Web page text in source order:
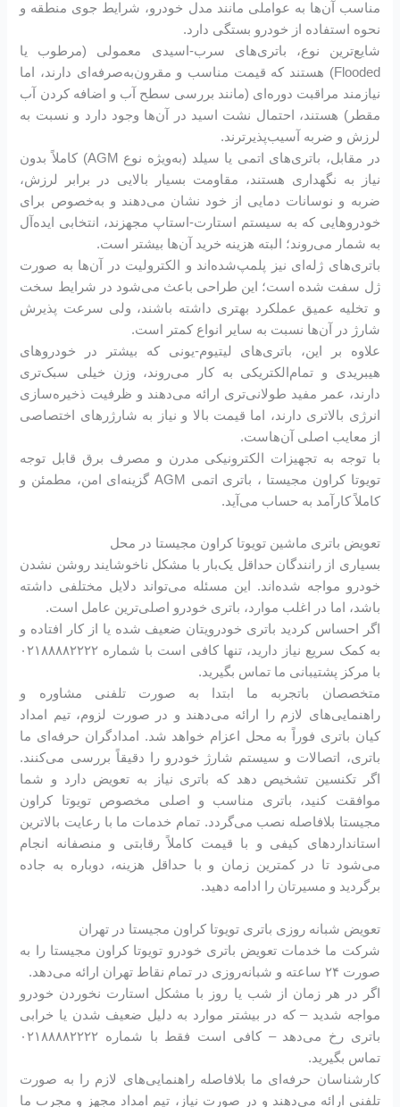
مناسب آن‌ها به عواملی مانند مدل خودرو، شرایط جوی منطقه و
نحوه استفاده از خودرو بستگی دارد.
شایع‌ترین نوع، باتری‌های سرب-اسیدی معمولی (مرطوب یا
Flooded) هستند که قیمت مناسب و مقرون‌به‌صرفه‌ای دارند، اما
نیازمند مراقبت دوره‌ای (مانند بررسی سطح آب و اضافه کردن آب
مقطر) هستند، احتمال نشت اسید در آن‌ها وجود دارد و نسبت به
لرزش و ضربه آسیب‌پذیرترند.
در مقابل، باتری‌های اتمی یا سیلد (به‌ویژه نوع AGM) کاملاً بدون
نیاز به نگهداری هستند، مقاومت بسیار بالایی در برابر لرزش،
ضربه و نوسانات دمایی از خود نشان می‌دهند و به‌خصوص برای
خودروهایی که به سیستم استارت-استاپ مجهزند، انتخابی ایده‌آل
به شمار می‌روند؛ البته هزینه خرید آن‌ها بیشتر است.
باتری‌های ژله‌ای نیز پلمپ‌شده‌اند و الکترولیت در آن‌ها به صورت
ژل سفت شده است؛ این طراحی باعث می‌شود در شرایط سخت
و تخلیه عمیق عملکرد بهتری داشته باشند، ولی سرعت پذیرش
شارژ در آن‌ها نسبت به سایر انواع کمتر است.
علاوه بر این، باتری‌های لیتیوم-یونی که بیشتر در خودروهای
هیبریدی و تمام‌الکتریکی به کار می‌روند، وزن خیلی سبک‌تری
دارند، عمر مفید طولانی‌تری ارائه می‌دهند و ظرفیت ذخیره‌سازی
انرژی بالاتری دارند، اما قیمت بالا و نیاز به شارژرهای اختصاصی
از معایب اصلی آن‌هاست.
با توجه به تجهیزات الکترونیکی مدرن و مصرف برق قابل توجه
تویوتا کراون مجیستا ، باتری اتمی AGM گزینه‌ای امن، مطمئن و
کاملاً کارآمد به حساب می‌آید.
تعویض باتری ماشین تویوتا کراون مجیستا در محل
بسیاری از رانندگان حداقل یک‌بار با مشکل ناخوشایند روشن نشدن
خودرو مواجه شده‌اند. این مسئله می‌تواند دلایل مختلفی داشته
باشد، اما در اغلب موارد، باتری خودرو اصلی‌ترین عامل است.
اگر احساس کردید باتری خودرویتان ضعیف شده یا از کار افتاده و
به کمک سریع نیاز دارید، تنها کافی است با شماره ۰۲۱۸۸۸۸۲۲۲۲
با مرکز پشتیبانی ما تماس بگیرید.
متخصصان باتجربه ما ابتدا به صورت تلفنی مشاوره و
راهنمایی‌های لازم را ارائه می‌دهند و در صورت لزوم، تیم امداد
کیان باتری فوراً به محل اعزام خواهد شد. امدادگران حرفه‌ای ما
باتری، اتصالات و سیستم شارژ خودرو را دقیقاً بررسی می‌کنند.
اگر تکنسین تشخیص دهد که باتری نیاز به تعویض دارد و شما
موافقت کنید، باتری مناسب و اصلی مخصوص تویوتا کراون
مجیستا بلافاصله نصب می‌گردد. تمام خدمات ما با رعایت بالاترین
استانداردهای کیفی و با قیمت کاملاً رقابتی و منصفانه انجام
می‌شود تا در کمترین زمان و با حداقل هزینه، دوباره به جاده
برگردید و مسیرتان را ادامه دهید.
تعویض شبانه روزی باتری تویوتا کراون مجیستا در تهران
شرکت ما خدمات تعویض باتری خودرو تویوتا کراون مجیستا را به
صورت ۲۴ ساعته و شبانه‌روزی در تمام نقاط تهران ارائه می‌دهد.
اگر در هر زمان از شب یا روز با مشکل استارت نخوردن خودرو
مواجه شدید – که در بیشتر موارد به دلیل ضعیف شدن یا خرابی
باتری رخ می‌دهد – کافی است فقط با شماره ۰۲۱۸۸۸۸۲۲۲۲
تماس بگیرید.
کارشناسان حرفه‌ای ما بلافاصله راهنمایی‌های لازم را به صورت
تلفنی ارائه می‌دهند و در صورت نیاز، تیم امداد مجهز و مجرب ما